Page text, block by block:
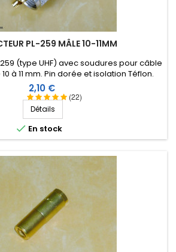
PL-259 MÂLE 10-11MM
(22)
(type UHF) avec soudures pour câble
à 11 mm. Pin dorée et isolation Téflon.
Prix
2,10 €
Détails
 En stock